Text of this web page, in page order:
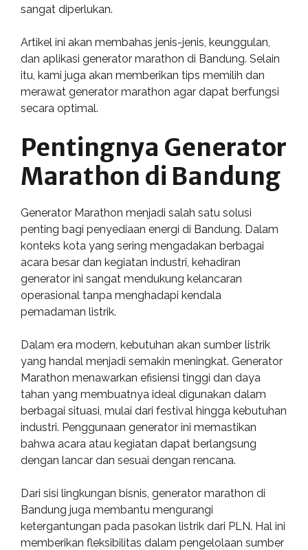
sangat diperlukan.
Artikel ini akan membahas jenis-jenis, keunggulan,
dan aplikasi generator marathon di Bandung. Selain
itu, kami juga akan memberikan tips memilih dan
merawat generator marathon agar dapat berfungsi
secara optimal.
Pentingnya Generator
Marathon di Bandung
Generator Marathon menjadi salah satu solusi
penting bagi penyediaan energi di Bandung. Dalam
konteks kota yang sering mengadakan berbagai
acara besar dan kegiatan industri, kehadiran
generator ini sangat mendukung kelancaran
operasional tanpa menghadapi kendala
pemadaman listrik.
Dalam era modern, kebutuhan akan sumber listrik
yang handal menjadi semakin meningkat. Generator
Marathon menawarkan efisiensi tinggi dan daya
tahan yang membuatnya ideal digunakan dalam
berbagai situasi, mulai dari festival hingga kebutuhan
industri. Penggunaan generator ini memastikan
bahwa acara atau kegiatan dapat berlangsung
dengan lancar dan sesuai dengan rencana.
Dari sisi lingkungan bisnis, generator marathon di
Bandung juga membantu mengurangi
ketergantungan pada pasokan listrik dari PLN. Hal ini
memberikan fleksibilitas dalam pengelolaan sumber